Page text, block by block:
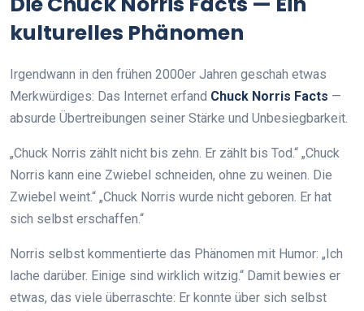
kulturelles Phänomen
Irgendwann in den frühen 2000er Jahren geschah etwas
Merkwürdiges: Das Internet erfand Chuck Norris Facts —
absurde Übertreibungen seiner Stärke und Unbesiegbarkeit.
„Chuck Norris zählt nicht bis zehn. Er zählt bis Tod.“ „Chuck
Norris kann eine Zwiebel schneiden, ohne zu weinen. Die
Zwiebel weint.“ „Chuck Norris wurde nicht geboren. Er hat
sich selbst erschaffen.“
Norris selbst kommentierte das Phänomen mit Humor: „Ich
lache darüber. Einige sind wirklich witzig.“ Damit bewies er
etwas, das viele überraschte: Er konnte über sich selbst